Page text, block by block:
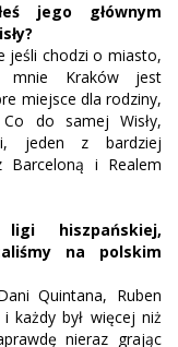
jego głównym
jeśli chodzi o miasto,
mnie Kraków jest
miejsce dla rodziny,
do samej Wisły,
jeden z bardziej
Barceloną i Realem
hiszpańskiej,
na polskim
Quintana, Ruben
każdy był więcej niż
nieraz grając